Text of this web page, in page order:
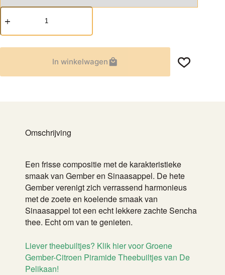
Sencha
Gember-
Citroen
In winkelwagen
Omschrijving
Een frisse compositie met de karakteristieke
smaak van Gember en Sinaasappel. De hete
Gember verenigt zich verrassend harmonieus
met de zoete en koelende smaak van
Sinaasappel tot een echt lekkere zachte Sencha
thee. Echt om van te genieten.
Liever theebuiltjes? Klik hier voor Groene
Gember-Citroen Piramide Theebuiltjes van De
Pelikaan!